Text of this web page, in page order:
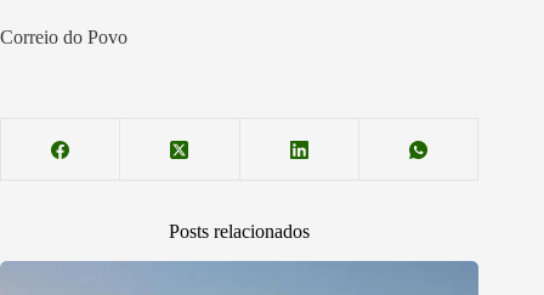
Correio do Povo
Posts relacionados